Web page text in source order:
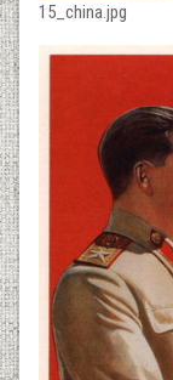
15_china.jpg